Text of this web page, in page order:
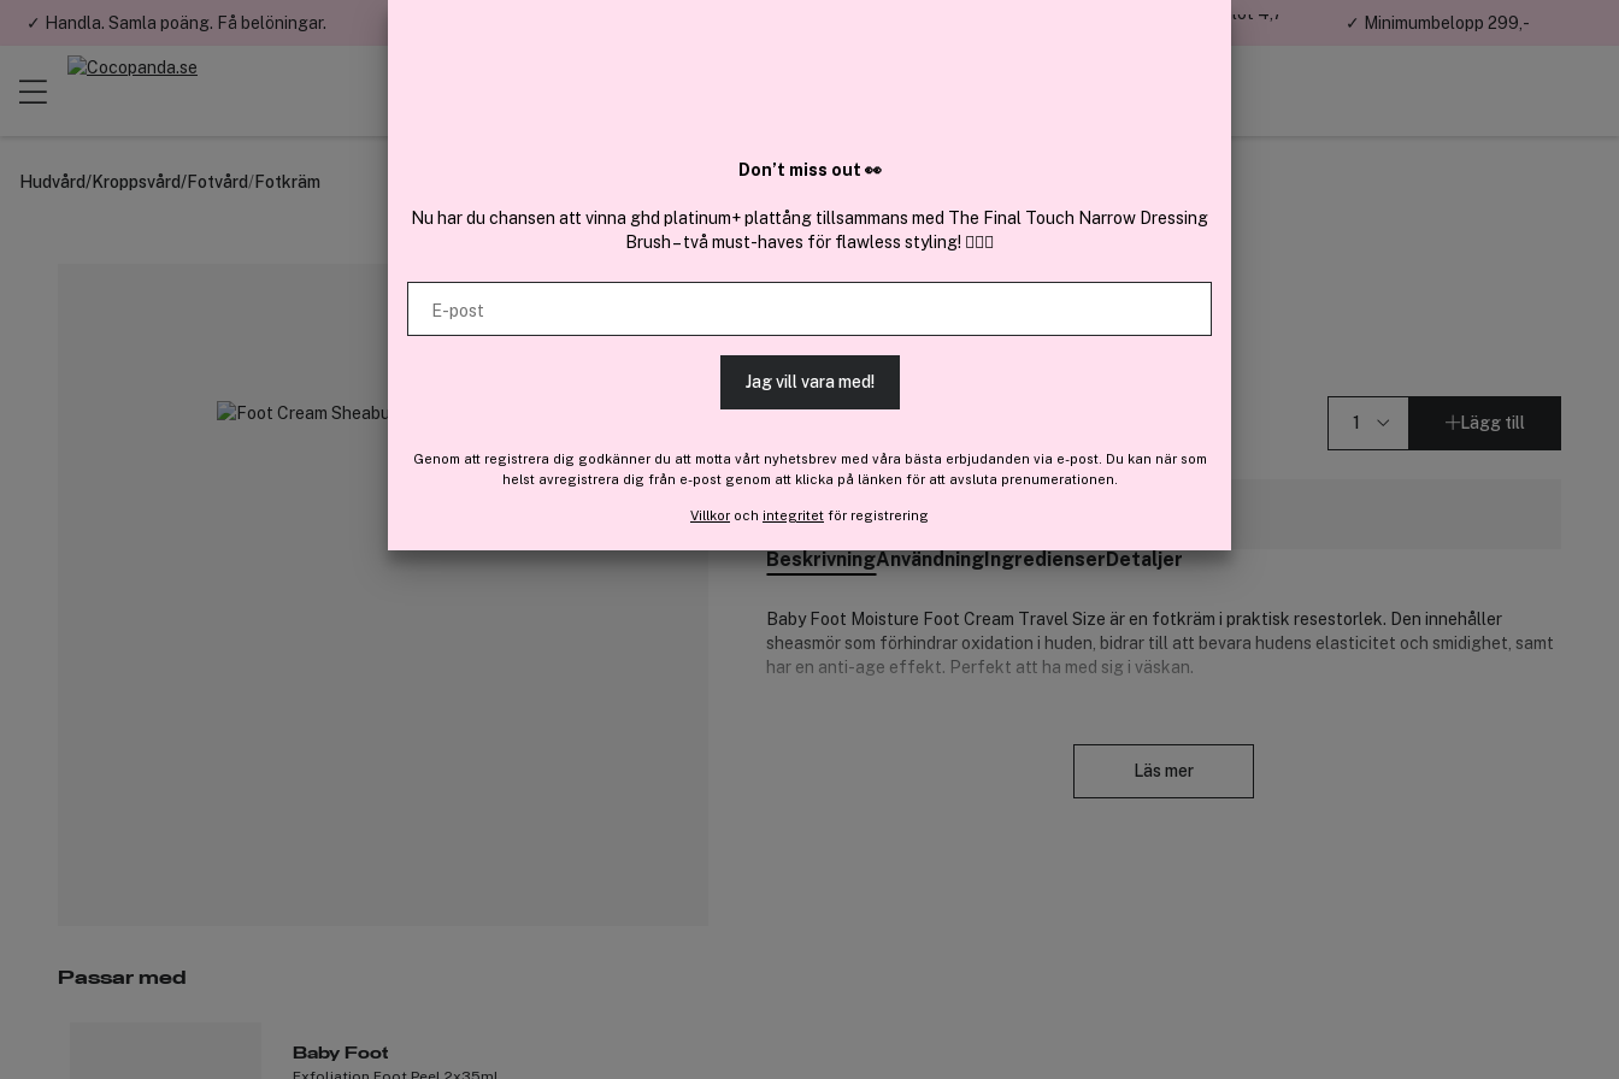
✓ Handla. Samla poäng. Få belöningar.
✓ Över 1,5 miljon kunder – Trustpilot 4,7
✓ Minimumbelopp 299,-
Hudvård/Kroppsvård/Fotvård/Fotkräm
Foot Cream Sheabutter Travel Size 30 g
Lägg till
Finns online
BeskrivningAnvändningIngredienserDetaljer
Baby Foot Moisture Foot Cream Travel Size är en fotkräm i praktisk resestorlek. Den innehåller
sheasmör som förhindrar oxidation i huden, bidrar till att bevara hudens elasticitet och smidighet, samt
har en anti-age effekt. Perfekt att ha med sig i väskan.
De döda hudlagren på fotsulorna är mycket tjockare än på andra ställen och torkar därför ut snabbt.
Sheasmör tränger djupt in i huden för att absorbera fukt och bevara den.
Läs mer
Passar med
Baby Foot
Don’t miss out 👀
Nu har du chansen att vinna ghd platinum+ plattång tillsammans med The Final Touch Narrow Dressing
Brush – två must-haves för flawless styling! 💇‍♀️✨
E-post
Jag vill vara med!
Genom att registrera dig godkänner du att motta vårt nyhetsbrev med våra bästa erbjudanden via e-post. Du kan när som
helst avregistrera dig från e-post genom att klicka på länken för att avsluta prenumerationen.
Villkor och integritet för registrering